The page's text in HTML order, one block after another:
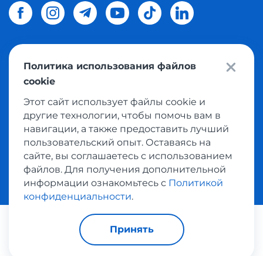
© 2026 Meest Shoppingдоставка покупок с интернет
магазинов мира в Украину.
Политика конфиденциальности
Публичная оферта
Условия пользования сервисом выкупа товаров
Платежные системы:
Политика использования файлов
cookie
Этот сайт использует файлы cookie и
другие технологии, чтобы помочь вам в
навигации, а также предоставить лучший
пользовательский опыт. Оставаясь на
сайте, вы соглашаетесь с использованием
файлов. Для получения дополнительной
информации ознакомьтесь с Политикой
конфиденциальности.
Принять